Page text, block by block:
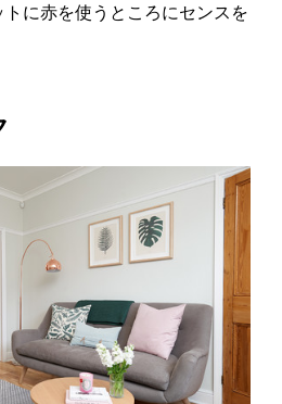
に赤を使うところにセンスを